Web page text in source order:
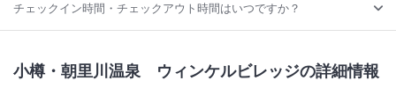
チェックイン時間・チェックアウト時間はいつですか？
小樽・朝里川温泉 ウィンケルビレッジの詳細情報